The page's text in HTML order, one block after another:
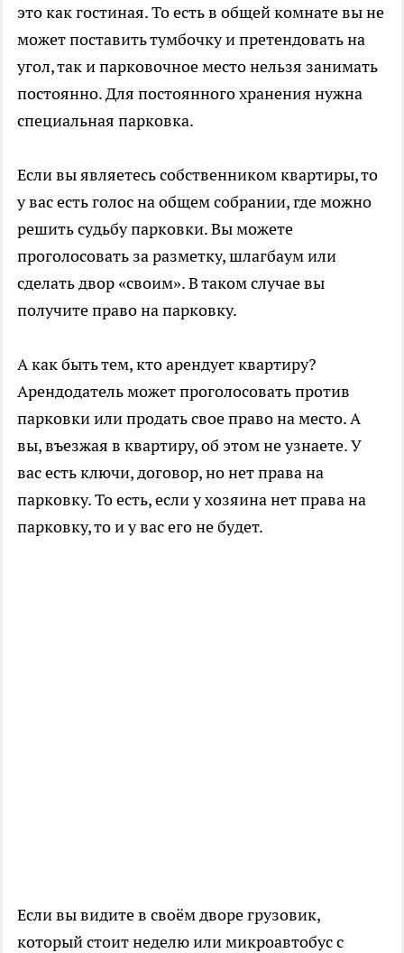
это как гостиная. То есть в общей комнате вы не
может поставить тумбочку и претендовать на
угол, так и парковочное место нельзя занимать
постоянно. Для постоянного хранения нужна
специальная парковка.
Если вы являетесь собственником квартиры, то
у вас есть голос на общем собрании, где можно
решить судьбу парковки. Вы можете
проголосовать за разметку, шлагбаум или
сделать двор «своим». В таком случае вы
получите право на парковку.
А как быть тем, кто арендует квартиру?
Арендодатель может проголосовать против
парковки или продать свое право на место. А
вы, въезжая в квартиру, об этом не узнаете. У
вас есть ключи, договор, но нет права на
парковку. То есть, если у хозяина нет права на
парковку, то и у вас его не будет.
Если вы видите в своём дворе грузовик,
который стоит неделю или микроавтобус с